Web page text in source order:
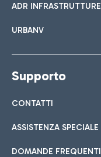
ADR INFRASTRUTTURE
URBANV
Supporto
CONTATTI
ASSISTENZA SPECIALE
DOMANDE FREQUENTI